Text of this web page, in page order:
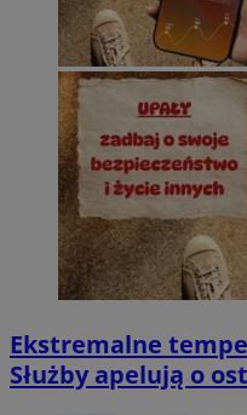
Ekstremalne
Służby apelują o